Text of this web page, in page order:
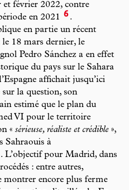
et février 2022, contre
en 2021 6 .
en partie un récent
18 mars dernier, le
Pedro Sánchez a en effet
du pays sur le Sahara
affichait jusqu’ici
la question, son
estimé que le plan du
VI pour le territoire
« sérieuse, réaliste et crédible »,
Sahraouis à
. L’objectif pour Madrid, dans
: entre autres,
montrer encore plus ferme